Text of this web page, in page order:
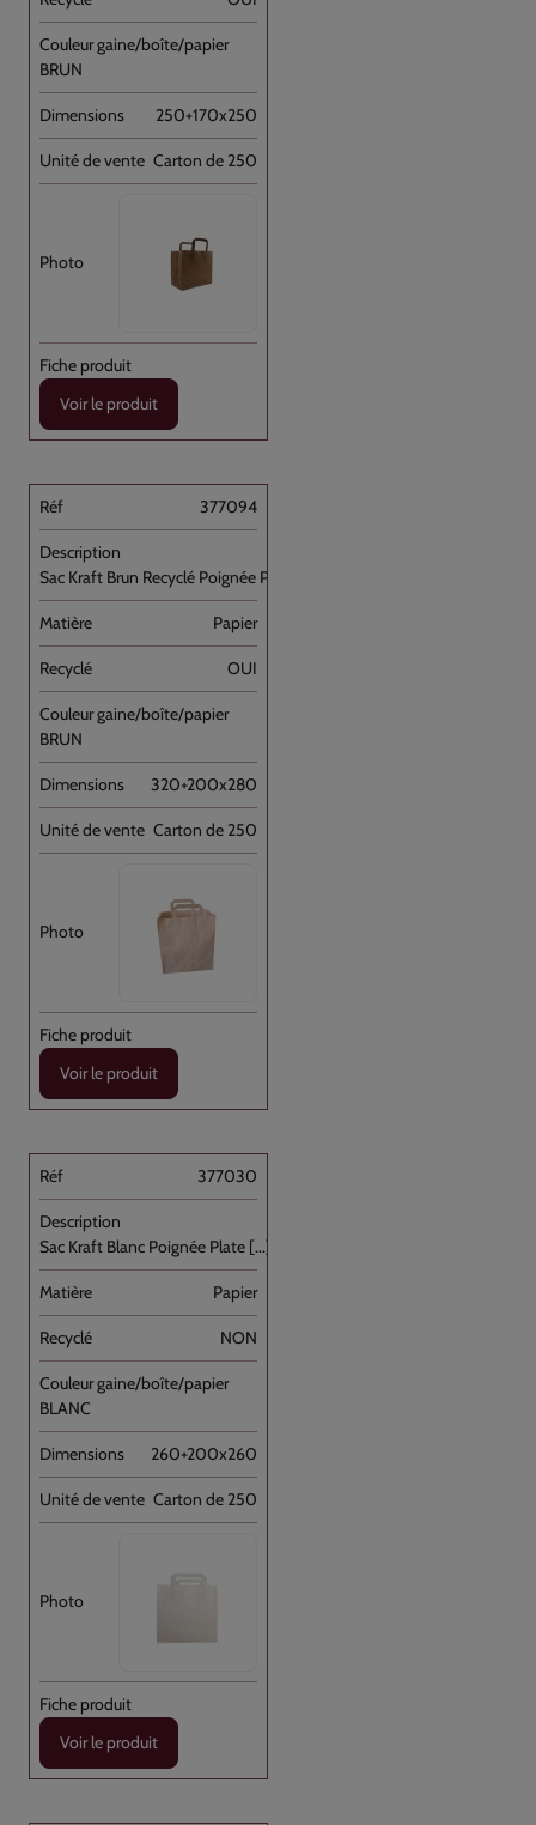
BRUN
250+170x250
Carton de 250
Voir le produit
377094
Sac Kraft Brun Recyclé Poignée Plate [...]
Papier
OUI
BRUN
320+200x280
Carton de 250
Voir le produit
377030
Sac Kraft Blanc Poignée Plate [...]
Papier
NON
BLANC
260+200x260
Carton de 250
Voir le produit